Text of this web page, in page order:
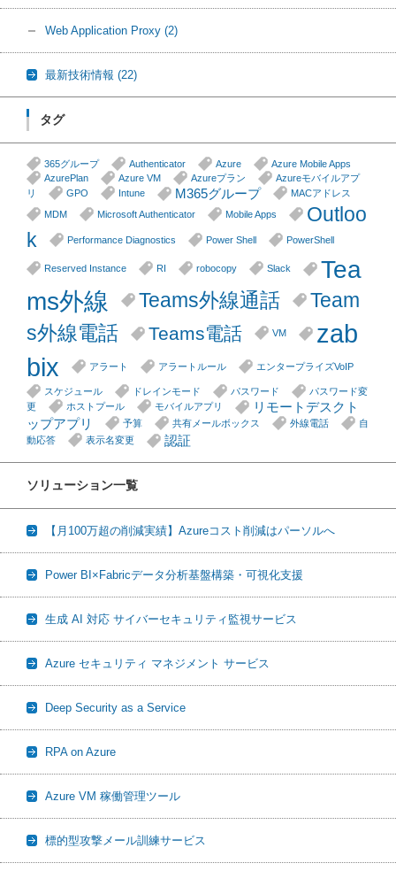
Web Application Proxy (2)
最新技術情報 (22)
タグ
365グループ Authenticator Azure
Azure Mobile Apps
AzurePlan
Azure VM Azureプラン
Azureモバイルアプ
リ
GPO Intune M365グループ
MACアドレス
MDM
Microsoft Authenticator Mobile Apps
Outloo
k
Performance Diagnostics Power Shell PowerShell
Reserved Instance RI robocopy Slack
Tea
ms外線
Teams外線通話
Team
s外線電話
Teams電話 VM
zab
bix
アラート アラートルール エンタープライズVoIP
スケジュール ドレインモード パスワード
パスワード変
更
ホストプール モバイルアプリ
リモートデスクト
ップアプリ
予算 共有メールボックス 外線電話
自
動応答
表示名変更 認証
ソリューション一覧
【月100万超の削減実績】Azureコスト削減はパーソルへ
Power BI×Fabricデータ分析基盤構築・可視化支援
生成 AI 対応 サイバーセキュリティ監視サービス
Azure セキュリティ マネジメント サービス
Deep Security as a Service
RPA on Azure
Azure VM 稼働管理ツール
標的型攻撃メール訓練サービス